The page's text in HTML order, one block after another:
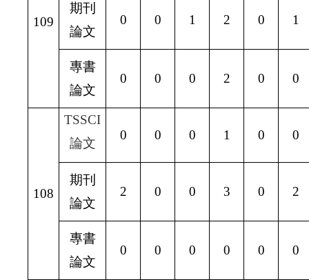
109
期刊
論文
0 0 1 2 0 1
專書
論文
0 0 0 2 0 0
108
TSSCI
論文
0 0 0 1 0 0
期刊
論文
2 0 0 3 0 2
專書
論文
0 0 0 0 0 0